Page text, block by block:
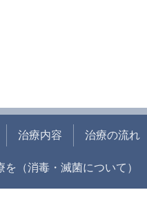
治療内容 治療の流れ
（消毒・滅菌について）